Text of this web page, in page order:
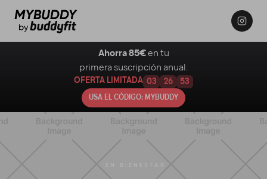
Ahorra 85€ en tu
primera suscripción anual.
OFERTA LIMITADA 03 26 52
USA EL CÓDIGO: MYBUDDY